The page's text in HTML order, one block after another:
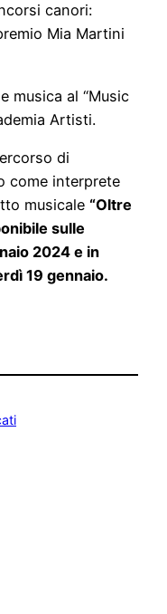
canori:
Mia Martini
musica al “Music
Artisti.
di
come interprete
musicale “Oltre
sulle
2024 e in
19 gennaio.